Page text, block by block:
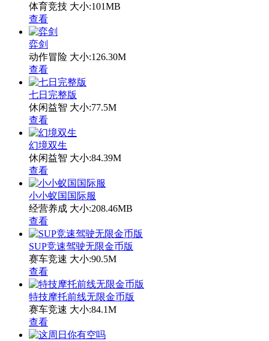
体育竞技 大小:101MB
查看
弈剑
动作冒险 大小:126.30M
查看
七日完整版
休闲益智 大小:77.5M
查看
幻境双生
休闲益智 大小:84.39M
查看
小小蚁国国际服
经营养成 大小:208.46MB
查看
SUP竞速驾驶无限金币版
赛车竞速 大小:90.5M
查看
特技摩托前线无限金币版
赛车竞速 大小:84.1M
查看